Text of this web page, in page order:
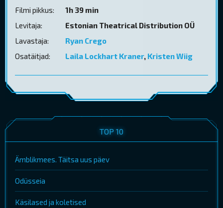
Filmi pikkus:
1h 39 min
Levitaja:
Estonian Theatrical Distribution OÜ
Lavastaja:
Ryan Crego
Osatäitjad:
Laila Lockhart Kraner, Kristen Wiig
TOP 10
Ämblikmees. Täitsa uus päev
Odüsseia
Käsilased ja koletised